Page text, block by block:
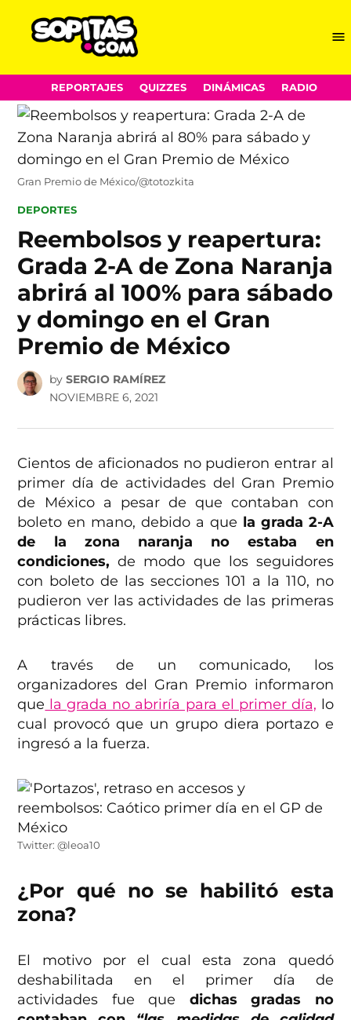
Skip
to
content
REPORTAJES QUIZZES DINÁMICAS RADIO
Gran Premio de México/@totozkita
POSTED
DEPORTES
Reembolsos y reapertura:
Grada 2-A de Zona Naranja
abrirá al 100% para sábado
y domingo en el Gran
Premio de México
by SERGIO RAMÍREZ
NOVIEMBRE 6, 2021
Cientos de aficionados no pudieron entrar al
primer día de actividades del Gran Premio
de México a pesar de que contaban con
boleto en mano, debido a que la grada 2-A
de la zona naranja no estaba en
condiciones, de modo que los seguidores
con boleto de las secciones 101 a la 110, no
pudieron ver las actividades de las primeras
prácticas libres.
A través de un comunicado, los
organizadores del Gran Premio informaron
que la grada no abriría para el primer día, lo
cual provocó que un grupo diera portazo e
ingresó a la fuerza.
Twitter: @leoa10
¿Por qué no se habilitó esta
zona?
El motivo por el cual esta zona quedó
deshabilitada en el primer día de
actividades fue que dichas gradas no